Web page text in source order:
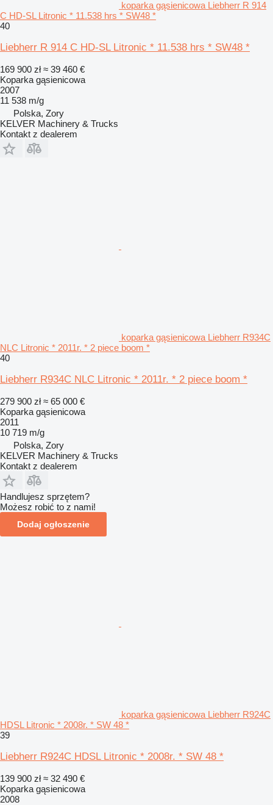
koparka gąsienicowa Liebherr R 914
C HD-SL Litronic * 11.538 hrs * SW48 *
40
Liebherr R 914 C HD-SL Litronic * 11.538 hrs * SW48 *
169 900 zł ≈ 39 460 €
Koparka gąsienicowa
2007
11 538 m/g
Polska, Zory
KELVER Machinery & Trucks
Kontakt z dealerem
koparka gąsienicowa Liebherr R934C
NLC Litronic * 2011r. * 2 piece boom *
40
Liebherr R934C NLC Litronic * 2011r. * 2 piece boom *
279 900 zł ≈ 65 000 €
Koparka gąsienicowa
2011
10 719 m/g
Polska, Zory
KELVER Machinery & Trucks
Kontakt z dealerem
Handlujesz sprzętem?
Możesz robić to z nami!
Dodaj ogłoszenie
koparka gąsienicowa Liebherr R924C
HDSL Litronic * 2008r. * SW 48 *
39
Liebherr R924C HDSL Litronic * 2008r. * SW 48 *
139 900 zł ≈ 32 490 €
Koparka gąsienicowa
2008